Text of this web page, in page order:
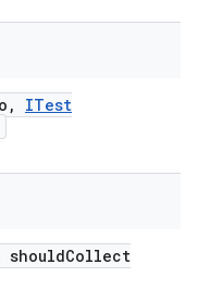
,
ITest
shouldCollect